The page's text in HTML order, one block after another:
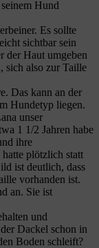
Hund
Es sollte
sichtbar sein
der Haut umgeben
sich also zur Taille
Das kann an der
Hundetyp liegen.
unser
1 1/2 Jahren habe
ihre
plötzlich statt
ist deutlich, dass
vorhanden ist.
an. Sie ist
und
Dackel schon in
Boden schleift?